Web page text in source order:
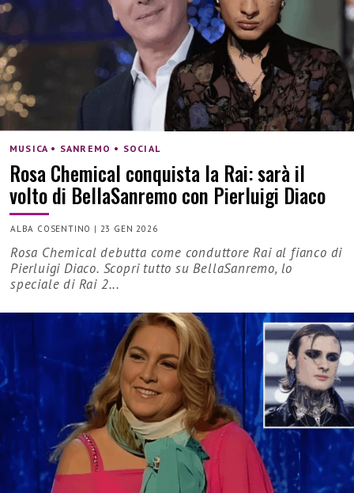
MUSICA • SANREMO • SOCIAL
Rosa Chemical conquista la Rai: sarà il
volto di BellaSanremo con Pierluigi Diaco
ALBA COSENTINO | 23 GEN 2026
Rosa Chemical debutta come conduttore Rai al fianco di
Pierluigi Diaco. Scopri tutto su BellaSanremo, lo
speciale di Rai 2...